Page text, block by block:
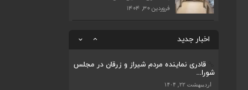
فروردین ۳۰, ۱۴۰۴
اخبار جدید
اردیبهشت ۲۳, ۱۴۰۴
قادری نماینده مردم شیراز و زرقان در مجلس
شورا...
اردیبهشت ۲۲, ۱۴۰۴
به اصفه...